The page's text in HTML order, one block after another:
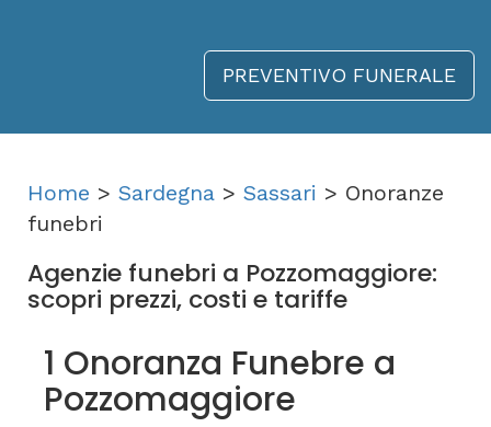
PREVENTIVO FUNERALE
Home > Sardegna > Sassari > Onoranze
funebri
Agenzie funebri a Pozzomaggiore:
scopri prezzi, costi e tariffe
1 Onoranza Funebre a
Pozzomaggiore